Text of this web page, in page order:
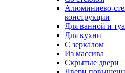
Алюминиево-
конструкции
Для ванной и
Для кухни
С зеркалом
Из массива
Скрытые двери